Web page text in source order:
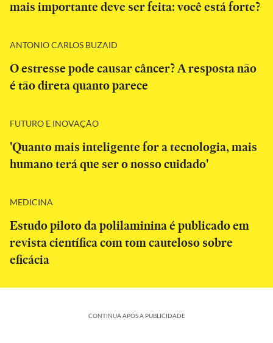
mais importante deve ser feita: você está forte?
ANTONIO CARLOS BUZAID
O estresse pode causar câncer? A resposta não
é tão direta quanto parece
FUTURO E INOVAÇÃO
'Quanto mais inteligente for a tecnologia, mais
humano terá que ser o nosso cuidado'
MEDICINA
Estudo piloto da polilaminina é publicado em
revista científica com tom cauteloso sobre
eficácia
CONTINUA APÓS A PUBLICIDADE